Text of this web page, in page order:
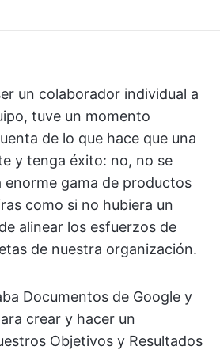
un colaborador individual a
tuve un momento
de lo que hace que una
y tenga éxito: no, no se
gama de productos
como si no hubiera un
alinear los esfuerzos de
de nuestra organización.
Documentos de Google y
crear y hacer un
Objetivos y Resultados